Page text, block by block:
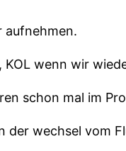
aufnehmen.
wenn wir
schon mal im
der wechsel vom